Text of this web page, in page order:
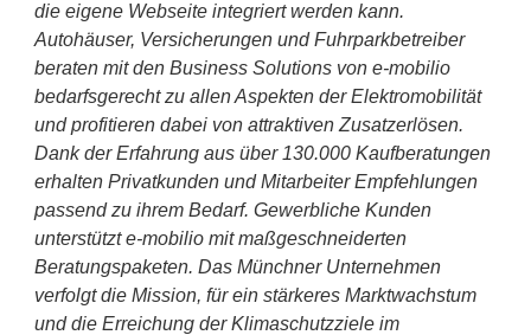
die eigene Webseite integriert werden kann.
Autohäuser, Versicherungen und Fuhrparkbetreiber
beraten mit den Business Solutions von e-mobilio
bedarfsgerecht zu allen Aspekten der Elektromobilität
und profitieren dabei von attraktiven Zusatzerlösen.
Dank der Erfahrung aus über 130.000 Kaufberatungen
erhalten Privatkunden und Mitarbeiter Empfehlungen
passend zu ihrem Bedarf. Gewerbliche Kunden
unterstützt e-mobilio mit maßgeschneiderten
Beratungspaketen. Das Münchner Unternehmen
verfolgt die Mission, für ein stärkeres Marktwachstum
und die Erreichung der Klimaschutzziele im